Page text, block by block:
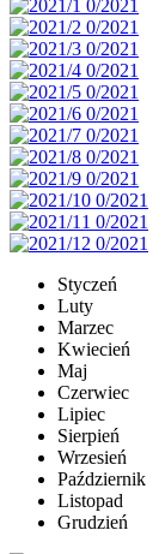
Styczeń
Luty
Marzec
Kwiecień
Maj
Czerwiec
Lipiec
Sierpień
Wrzesień
Październik
Listopad
Grudzień